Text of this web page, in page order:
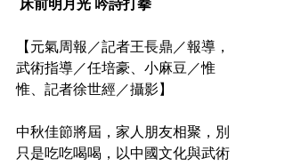
床前明月光 吟詩打拳
【元氣周報／記者王長鼎／報導，
武術指導／任培豪、小麻豆／惟
惟、記者徐世經／攝影】
中秋佳節將屆，家人朋友相聚，別
只是吃吃喝喝，以中國文化與武術